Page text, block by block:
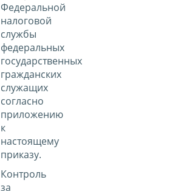
Федеральной
налоговой
службы
федеральных
государственных
гражданских
служащих
согласно
приложению
к
настоящему
приказу.
Контроль
за